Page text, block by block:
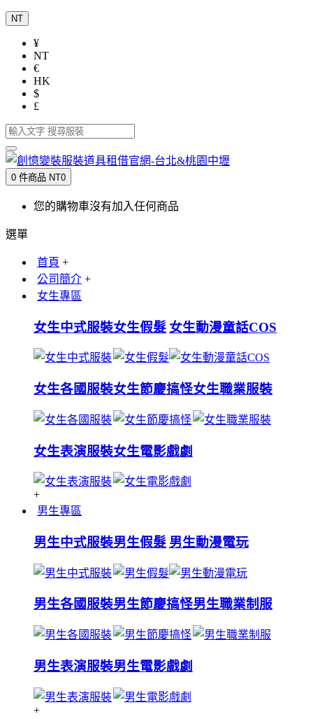
NT
¥
NT
€
HK
$
£
0 件商品 NT0
您的購物車沒有加入任何商品
選單
首頁 +
公司簡介 +
女生專區
女生中式服裝女生假髮 女生動漫童話COS
女生各國服裝女生節慶搞怪女生職業服裝
女生表演服裝女生電影戲劇
+
男生專區
男生中式服裝男生假髮 男生動漫電玩
男生各國服裝男生節慶搞怪男生職業制服
男生表演服裝男生電影戲劇
+